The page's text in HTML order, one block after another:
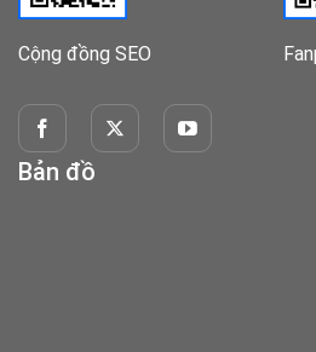
Cộng đồng SEO
Bản đồ